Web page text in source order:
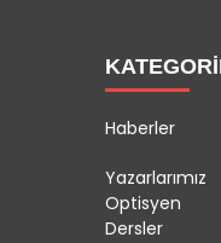
Haberler
Yazarlarımız
Optisyen
Dersler